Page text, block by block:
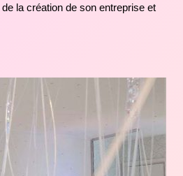
la création de son entreprise et